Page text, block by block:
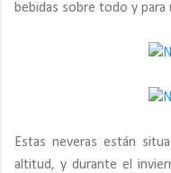
bebidas sobre todo y para
Estas neveras están
altitud, y durante el